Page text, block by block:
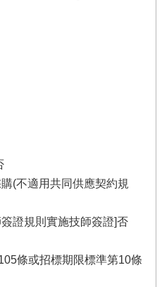
(不適用共同供應契約規
證規則實施技師簽證]否
條或招標期限標準第10條